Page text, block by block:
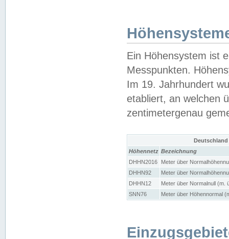
Ein Höhensystem ist
Messpunkten.
Im 19. Jahrhundert
etabliert, an welchen
zentimetergenau
Höhennetz Bezeichnung
DHHN2016
Meter über
DHHN92
Meter über
DHHN12
Meter über Normalnull (m.
SNN76
Meter über Höhennormal